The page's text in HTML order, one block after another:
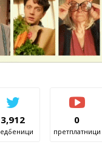
3,912 0
претплатници